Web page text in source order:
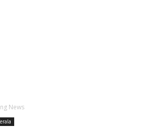
News